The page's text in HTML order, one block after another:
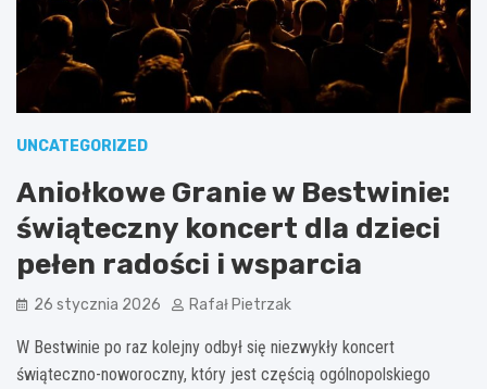
UNCATEGORIZED
Aniołkowe Granie w Bestwinie:
świąteczny koncert dla dzieci
pełen radości i wsparcia
26 stycznia 2026 Rafał Pietrzak
W Bestwinie po raz kolejny odbył się niezwykły koncert
świąteczno-noworoczny, który jest częścią ogólnopolskiego